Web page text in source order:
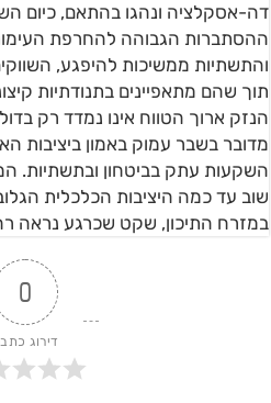
דה-אסקלציה ונהגו בהתאם, כיום
ההסתברות הגבוהה להחרפת
והתשתיות ממשיכות להיפגע,
תוך שהם מתאפיינים בתנודתיות
הנזק ארוך הטווח אינו נמדד רק
מדובר בשבר עמוק באמון ביציבות
השקעות עתק בביטחון ובתשתיות.
שוב עד כמה היציבות הכלכלית
במזרח התיכון, שקט שכרגע נראה
0
דירוג